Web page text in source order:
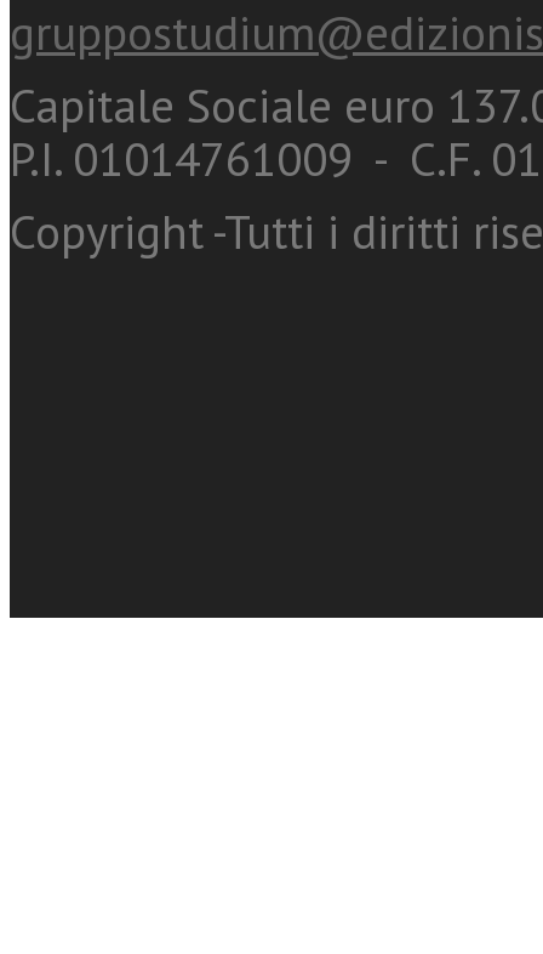
Capitale Sociale euro
P.I. 01014761009 - C.F.
Copyright -Tutti i diritti